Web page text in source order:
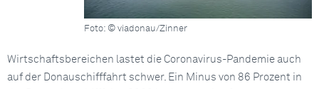
Foto: © viadonau/Zinner
Wirtschaftsbereichen lastet die Coronavirus-Pandemie auch
auf der Donauschifffahrt schwer. Ein Minus von 86 Prozent in